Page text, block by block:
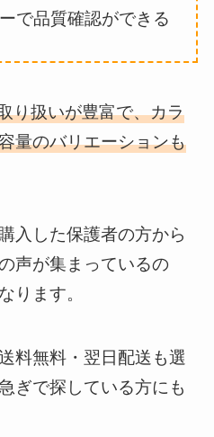
で品質確認ができる
り扱いが豊富で、カラ
量のバリエーションも
入した保護者の方から
声が集まっているの
ります。
料無料・翌日配送も選
ぎで探している方にも